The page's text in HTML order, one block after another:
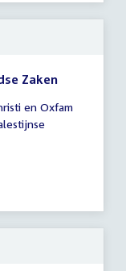
Zaken
en Oxfam